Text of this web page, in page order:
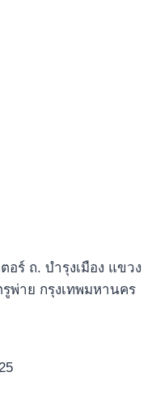
อร์ ถ. บำรุงเมือง แขวง
พ่าย กรุงเทพมหานคร